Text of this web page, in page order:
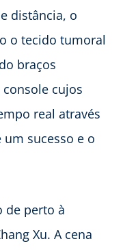
distância, o
o tecido tumoral
braços
cujos
real através
sucesso e o
de perto à
Xu. A cena